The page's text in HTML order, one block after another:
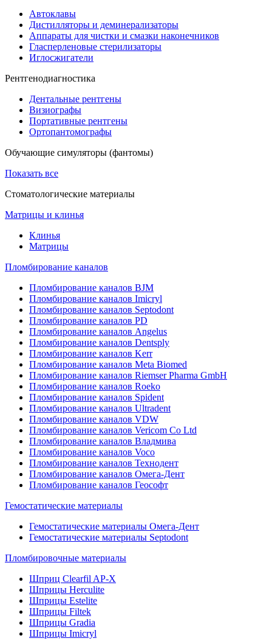
Автоклавы
Дистилляторы и деминерализаторы
Аппараты для чистки и смазки наконечников
Гласперленовые стерилизаторы
Иглосжигатели
Рентгенодиагностика
Дентальные рентгены
Визиографы
Портативные рентгены
Ортопантомографы
Обучающие симуляторы (фантомы)
Показать все
Стоматологические материалы
Матрицы и клинья
Клинья
Матрицы
Пломбирование каналов
Пломбирование каналов BJM
Пломбирование каналов Imicryl
Пломбирование каналов Septodont
Пломбирование каналов PD
Пломбирование каналов Angelus
Пломбирование каналов Dentsply
Пломбирование каналов Kerr
Пломбирование каналов Meta Biomed
Пломбирование каналов Riemser Pharma GmbH
Пломбирование каналов Roeko
Пломбирование каналов Spident
Пломбирование каналов Ultradent
Пломбирование каналов VDW
Пломбирование каналов Vericom Co Ltd
Пломбирование каналов Владмива
Пломбирование каналов Voco
Пломбирование каналов Технодент
Пломбирование каналов Омега-Дент
Пломбирование каналов Геософт
Гемостатические материалы
Гемостатические материалы Омега-Дент
Гемостатические материалы Septodont
Пломбировочные материалы
Шприц Clearfil AP-X
Шприцы Herculite
Шприцы Estelite
Шприцы Filtek
Шприцы Gradia
Шприцы Imicryl